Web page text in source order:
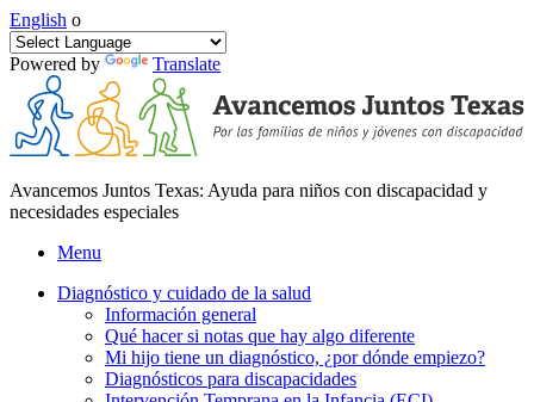
English o
Powered by Translate
Avancemos Juntos Texas: Ayuda para niños con discapacidad y
necesidades especiales
Menu
Diagnóstico y cuidado de la salud
Información general
Qué hacer si notas que hay algo diferente
Mi hijo tiene un diagnóstico, ¿por dónde empiezo?
Diagnósticos para discapacidades